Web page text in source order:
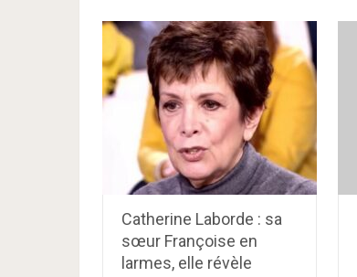
Catherine Laborde : sa
sœur Françoise en
larmes, elle révèle